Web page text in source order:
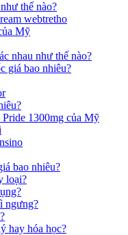
thế nào?
webtretho
Mỹ
nhau như thế nào?
giá bao nhiêu?
Pride 1300mg của Mỹ
bao nhiêu?
loại?
ngưng?
hay hóa học?